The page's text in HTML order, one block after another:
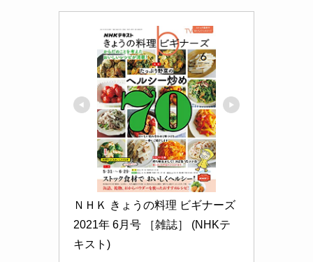
ＮＨＫ きょうの料理 ビギナーズ
2021年 6月号 ［雑誌］ (NHKテ
キスト)